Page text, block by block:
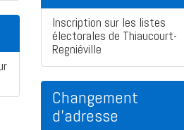
Inscription sur les listes
électorales de Thiaucourt-
Regniéville
Changement
d'adresse